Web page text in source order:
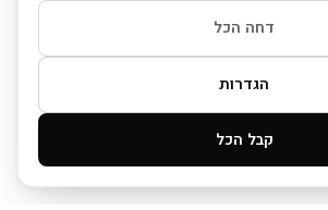
דחה הכל
הגדרות
קבל הכל